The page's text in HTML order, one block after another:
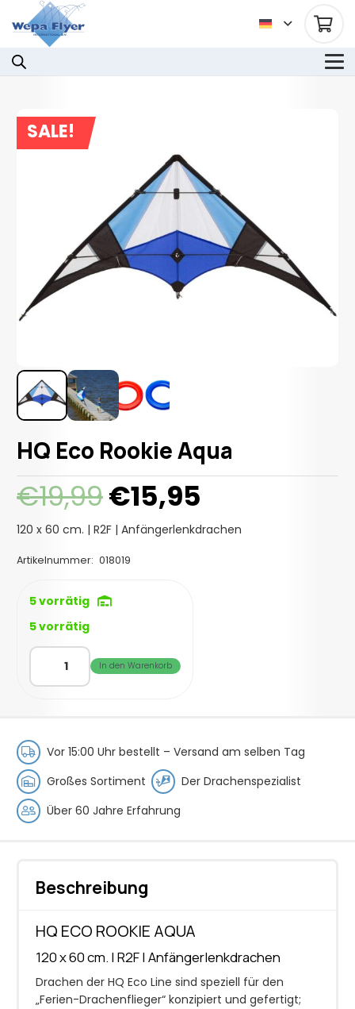
SALE!
HQ Eco Rookie Aqua
€19,99Ursprünglicher
Preis
war:
€19,99
€15,95
ist:
120 x 60 cm. | R2F | Anfängerlenkdrachen
Artikelnummer: 018019
5 vorrätig
5 vorrätig
HQ
Rookie
In den Warenkorb
Vor 15:00 Uhr bestellt – Versand am selben Tag
Großes Sortiment
Der Drachenspezialist
Über 60 Jahre Erfahrung
Beschreibung
HQ ECO ROOKIE AQUA
120 x 60 cm. | R2F | Anfängerlenkdrachen
Drachen der HQ Eco Line sind speziell für den
„Ferien-Drachenflieger“ konzipiert und gefertigt;